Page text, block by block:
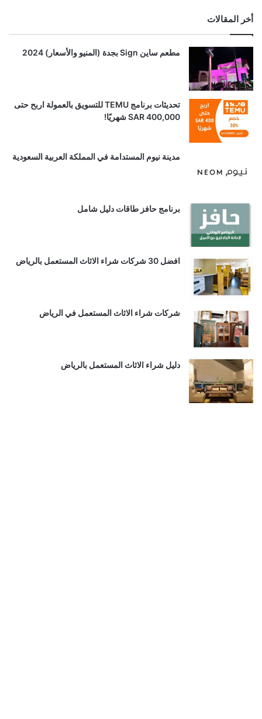
أخر المقالات
مطعم ساين Sign بجدة (المنيو والأسعار) 2024
تحديثات برنامج TEMU للتسويق بالعمولة اربح حتى
SAR 400,000 شهريًا!
مدينة نيوم المستدامة في المملكة العربية السعودية
برنامج حافز طاقات دليل شامل
افضل 30 شركات شراء الاثاث المستعمل بالرياض
شركات شراء الاثاث المستعمل في الرياض
دليل شراء الاثاث المستعمل بالرياض